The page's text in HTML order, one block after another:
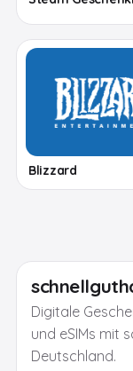
Blizzard
Digitale
und eSIMs mit
Deutschland.